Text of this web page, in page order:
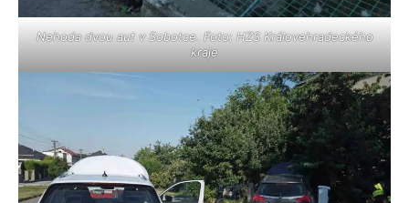
Nehoda dvou aut v Sobotce. Foto: HZS Královehradeckého
kraje